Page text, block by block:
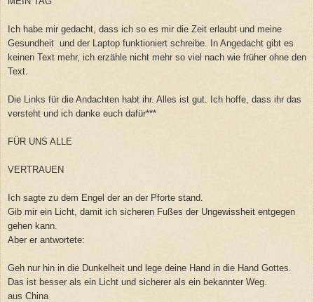
Ich habe mir gedacht, dass ich so es mir die Zeit erlaubt und meine
Gesundheit und der Laptop funktioniert schreibe. In Angedacht gibt es
keinen Text mehr, ich erzähle nicht mehr so viel nach wie früher ohne den
Text.
Die Links für die Andachten habt ihr. Alles ist gut. Ich hoffe, dass ihr das
versteht und ich danke euch dafür***
FÜR UNS ALLE
VERTRAUEN
Ich sagte zu dem Engel der an der Pforte stand.
Gib mir ein Licht, damit ich sicheren Fußes der Ungewissheit entgegen
gehen kann.
Aber er antwortete:
Geh nur hin in die Dunkelheit und lege deine Hand in die Hand Gottes.
Das ist besser als ein Licht und sicherer als ein bekannter Weg.
aus China